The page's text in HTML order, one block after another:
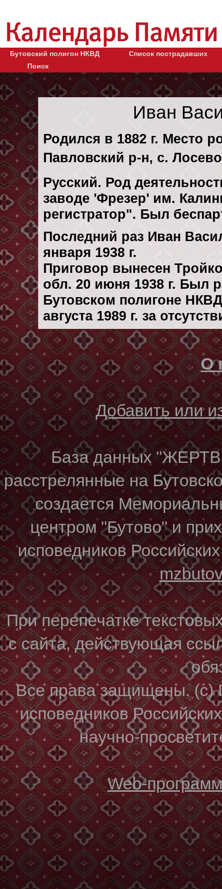
Бутовский полигон НКВД
Список пострадавших
Поиск
Иван
Родился в 1882 г. Место
Павловский р-н, с.
Русский. Род
заводе 'Фрезер' им.
регистратор". Был
Последний раз Иван
января 1938 г.
Приговор вынесен
обл. 20 июня 1938 г. Был
Бутовском полигоне
августа 1989 г. за
О
Добавить или
База данных
расстрелянные на
создается
центром "Бутово" и
исповедников
При перепечатке
с сайта, действующая
Все права защищены. (с)
исповедников
научно-
Web-